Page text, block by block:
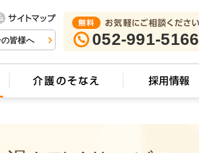
皆様へ 052-991-5166